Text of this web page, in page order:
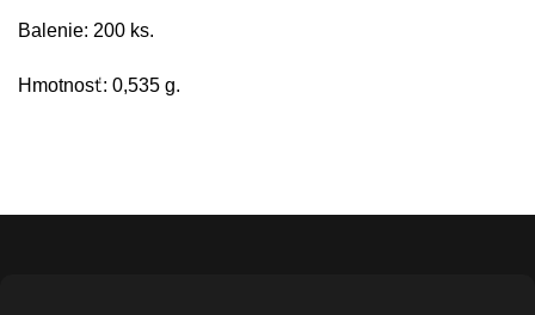
Balenie: 200 ks.
Hmotnosť: 0,535 g.